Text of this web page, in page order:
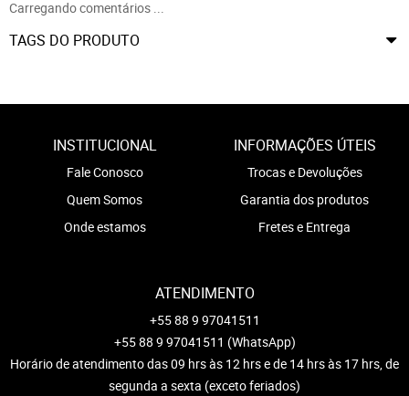
Carregando comentários ...
TAGS DO PRODUTO
INSTITUCIONAL
Fale Conosco
Quem Somos
Onde estamos
INFORMAÇÕES ÚTEIS
Trocas e Devoluções
Garantia dos produtos
Fretes e Entrega
ATENDIMENTO
+55 88 9 97041511
+55 88 9 97041511 (WhatsApp)
Horário de atendimento das 09 hrs às 12 hrs e de 14 hrs às 17 hrs, de
segunda a sexta (exceto feriados)